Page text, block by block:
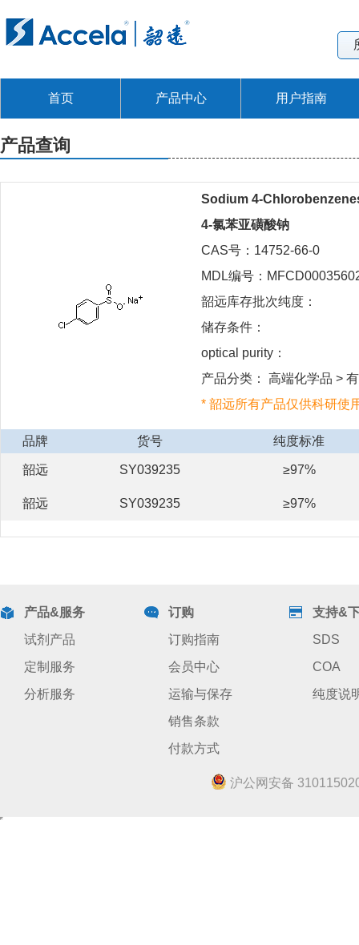
首页 产品中心 用户指南
产品查询
Sodium 4-
4-氯苯亚磺酸钠
CAS号：14752-66-0
MDL编号：
韶远库存批次纯度：
储存条件：
optical purity：
产品分类： 高端化学品 >
* 韶远所有产品仅供科研使
品牌 货号 纯度标准
韶远 SY039235 ≥97%
韶远 SY039235 ≥97%
产品&服务
试剂产品
定制服务
分析服务
订购
订购指南
会员中心
运输与保存
销售条款
付款方式
支持&
SDS
COA
纯度说
沪公网安备